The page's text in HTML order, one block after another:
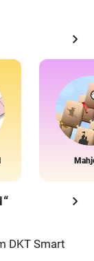
chevron_right
chevron_right